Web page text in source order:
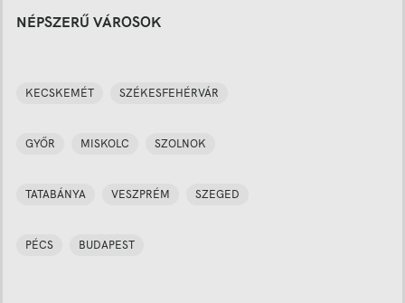
NÉPSZERŰ VÁROSOK
KECSKEMÉT SZÉKESFEHÉRVÁR
GYŐR MISKOLC SZOLNOK
TATABÁNYA VESZPRÉM SZEGED
PÉCS BUDAPEST